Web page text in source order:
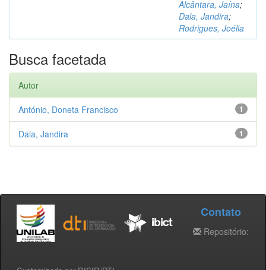
Alcântara, Jaína;
Dala, Jandira;
Rodrigues, Joélia
Busca facetada
Autor
1
António, Doneta Francisco
1
Dala, Jandira
Contato
Repositório: